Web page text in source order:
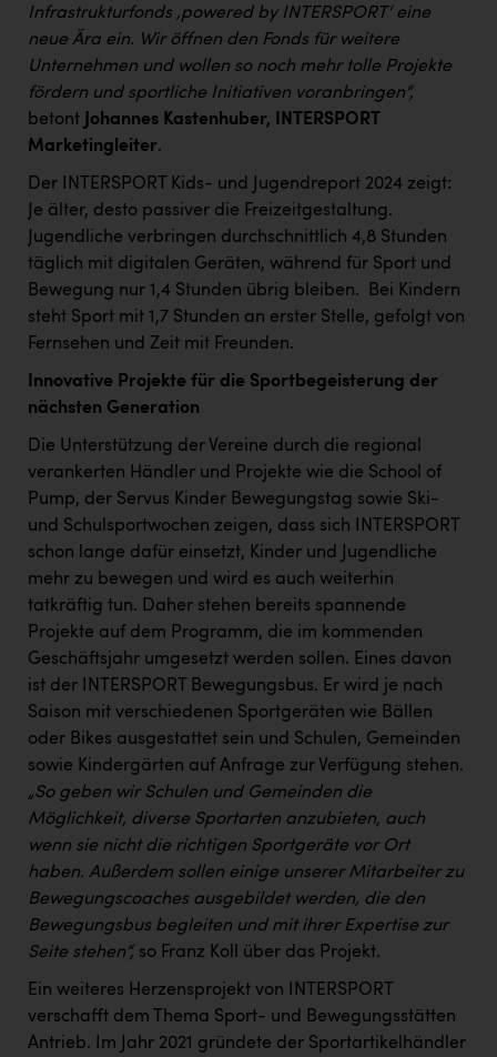
Infrastrukturfonds ‚powered by INTERSPORT‘ eine
neue Ära ein. Wir öffnen den Fonds für weitere
Unternehmen und wollen so noch mehr tolle Projekte
fördern und sportliche Initiativen voranbringen“,
betont
Johannes Kastenhuber, INTERSPORT
Marketingleiter.
Der INTERSPORT Kids- und Jugendreport 2024 zeigt:
Je älter, desto passiver die Freizeitgestaltung.
Jugendliche verbringen durchschnittlich 4,8 Stunden
täglich mit digitalen Geräten, während für Sport und
Bewegung nur 1,4 Stunden übrig bleiben. ​ Bei Kindern
steht Sport mit 1,7 Stunden an erster Stelle, gefolgt von
Fernsehen und Zeit mit Freunden. ​
Innovative Projekte für die Sportbegeisterung der
nächsten Generation
Die Unterstützung der Vereine durch die regional
verankerten Händler und Projekte wie die School of
Pump, der Servus Kinder Bewegungstag sowie Ski-
und Schulsportwochen zeigen, dass sich INTERSPORT
schon lange dafür einsetzt, Kinder und Jugendliche
mehr zu bewegen und wird es auch weiterhin
tatkräftig tun. Daher stehen bereits spannende
Projekte auf dem Programm, die im kommenden
Geschäftsjahr umgesetzt werden sollen. Eines davon
ist der INTERSPORT Bewegungsbus. Er wird je nach
Saison mit verschiedenen Sportgeräten wie Bällen
oder Bikes ausgestattet sein und Schulen, Gemeinden
sowie Kindergärten auf Anfrage zur Verfügung stehen.
„So geben wir Schulen und Gemeinden die
Möglichkeit, diverse Sportarten anzubieten, auch
wenn sie nicht die richtigen Sportgeräte vor Ort
haben. Außerdem sollen einige unserer Mitarbeiter zu
Bewegungscoaches ausgebildet werden, die den
Bewegungsbus begleiten und mit ihrer Expertise zur
Seite stehen“, so Franz Koll über das Projekt.
Ein weiteres Herzensprojekt von INTERSPORT
verschafft dem Thema Sport- und Bewegungsstätten
Antrieb. Im Jahr 2021 gründete der Sportartikelhändler